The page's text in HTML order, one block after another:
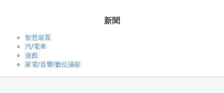
新聞
智慧裝置
汽/電車
遊戲
家電/音響/數位攝影